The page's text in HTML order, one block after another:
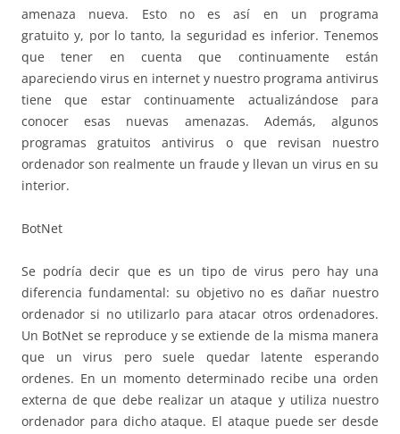
amenaza nueva. Esto no es así en un programa
gratuito y, por lo tanto, la seguridad es inferior. Tenemos
que tener en cuenta que continuamente están
apareciendo virus en internet y nuestro programa antivirus
tiene que estar continuamente actualizándose para
conocer esas nuevas amenazas. Además, algunos
programas gratuitos antivirus o que revisan nuestro
ordenador son realmente un fraude y llevan un virus en su
interior.
BotNet
Se podría decir que es un tipo de virus pero hay una
diferencia fundamental: su objetivo no es dañar nuestro
ordenador si no utilizarlo para atacar otros ordenadores.
Un BotNet se reproduce y se extiende de la misma manera
que un virus pero suele quedar latente esperando
ordenes. En un momento determinado recibe una orden
externa de que debe realizar un ataque y utiliza nuestro
ordenador para dicho ataque. El ataque puede ser desde